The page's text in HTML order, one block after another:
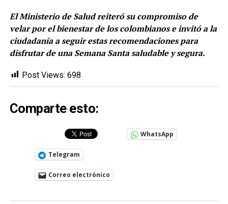
El Ministerio de Salud reiteró su compromiso de
velar por el bienestar de los colombianos e invitó a la
ciudadanía a seguir estas recomendaciones para
disfrutar de una Semana Santa saludable y segura.
Post Views: 698
Comparte esto:
WhatsApp
Telegram
Correo electrónico